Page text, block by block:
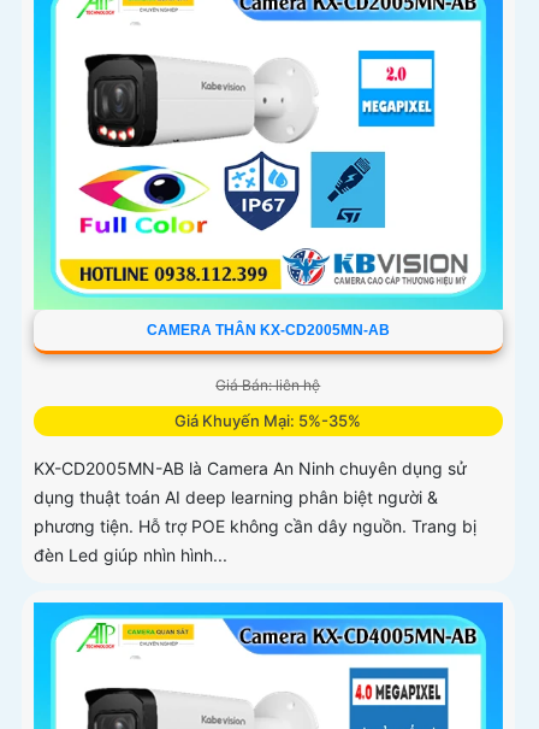
CAMERA THÂN KX-CD2005MN-AB
Giá Bán: liên hệ
Giá Khuyến Mại: 5%-35%
KX-CD2005MN-AB là Camera An Ninh chuyên dụng sử
dụng thuật toán AI deep learning phân biệt người &
phương tiện. Hỗ trợ POE không cần dây nguồn. Trang bị
đèn Led giúp nhìn hình...